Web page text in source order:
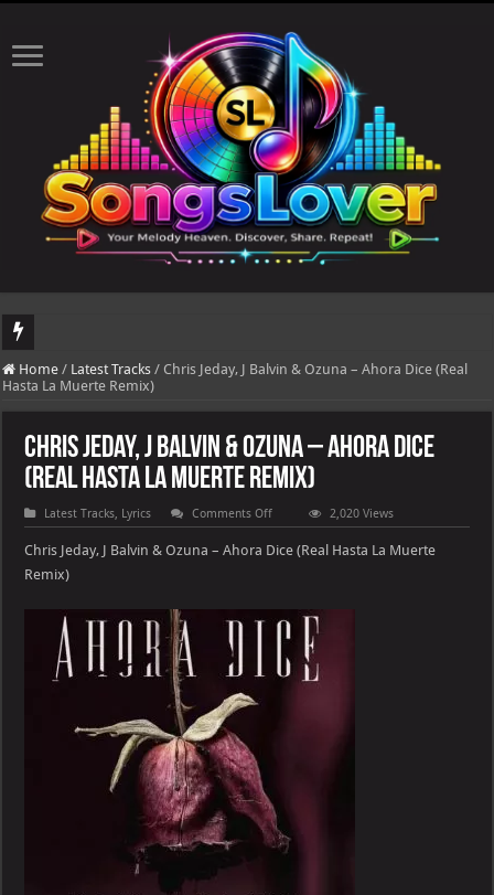
DJ Khaled's highly anticipated album, AALAM OF GOD, missed its planned
Home / Latest Tracks / Chris Jeday, J Balvin & Ozuna – Ahora Dice (Real
Hasta La Muerte Remix)
Chris Jeday, J Balvin & Ozuna – Ahora Dice
(Real Hasta La Muerte Remix)
Latest Tracks, Lyrics Comments Offon
Chris
J
–
Ahora
Dice
(Real
Hasta
2,020 Views
Chris Jeday, J Balvin & Ozuna – Ahora Dice (Real Hasta La Muerte
Remix)